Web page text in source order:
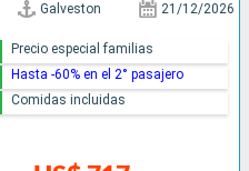
Galveston 21/12/2026
Precio especial familias
Hasta -60% en el 2° pasajero
Comidas incluidas